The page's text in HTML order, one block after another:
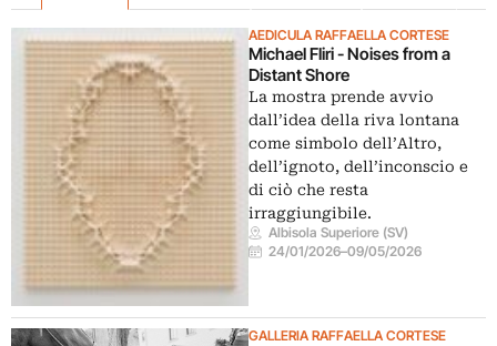
AEDICULA RAFFAELLA CORTESE
Michael Fliri - Noises from a
Distant Shore
La mostra prende avvio
dall’idea della riva lontana
come simbolo dell’Altro,
dell’ignoto, dell’inconscio e
di ciò che resta
irraggiungibile.
Albisola Superiore (SV)
24/01/2026–09/05/2026
GALLERIA RAFFAELLA CORTESE